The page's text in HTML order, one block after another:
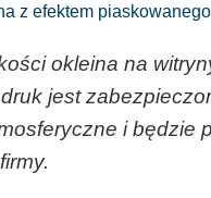
z efektem
okleina na
jest
i będzie